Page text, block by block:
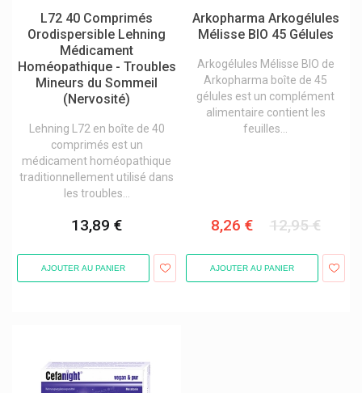
L72 40 Comprimés
Orodispersible Lehning
Médicament
Homéopathique - Troubles
Mineurs du Sommeil
(Nervosité)
Lehning L72 en boîte de 40
comprimés est un
médicament homéopathique
traditionnellement utilisé dans
les troubles...
13,89 €
AJOUTER AU PANIER
Arkopharma Arkogélules
Mélisse BIO 45 Gélules
Arkogélules Mélisse BIO de
Arkopharma boîte de 45
gélules est un complément
alimentaire contient les
feuilles...
8,26 € 12,95 €
AJOUTER AU PANIER